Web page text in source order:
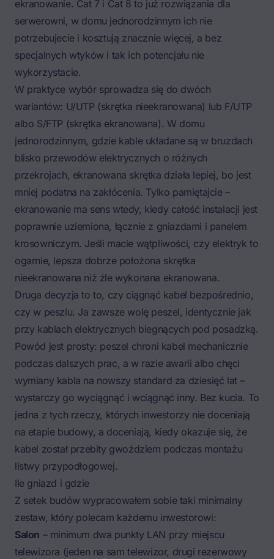
ekranowanie. Cat 7 i Cat 8 to już rozwiązania dla
serwerowni, w domu jednorodzinnym ich nie
potrzebujecie i kosztują znacznie więcej, a bez
specjalnych wtyków i tak ich potencjału nie
wykorzystacie.
W praktyce wybór sprowadza się do dwóch
wariantów: U/UTP (skrętka nieekranowana) lub F/UTP
albo S/FTP (skrętka ekranowana). W domu
jednorodzinnym, gdzie kable układane są w bruzdach
blisko przewodów elektrycznych o różnych
przekrojach, ekranowana skrętka działa lepiej, bo jest
mniej podatna na zakłócenia. Tylko pamiętajcie –
ekranowanie ma sens wtedy, kiedy całość instalacji jest
poprawnie uziemiona, łącznie z gniazdami i panelem
krosowniczym. Jeśli macie wątpliwości, czy elektryk to
ogarnie, lepsza dobrze położona skrętka
nieekranowana niż źle wykonana ekranowana.
Druga decyzja to to, czy ciągnąć kabel bezpośrednio,
czy w peszlu. Ja zawsze wolę peszel, identycznie jak
przy kablach elektrycznych biegnących pod posadzką.
Powód jest prosty: peszel chroni kabel mechanicznie
podczas dalszych prac, a w razie awarii albo chęci
wymiany kabla na nowszy standard za dziesięć lat –
wystarczy go wyciągnąć i wciągnąć inny. Bez kucia. To
jedna z tych rzeczy, których inwestorzy nie doceniają
na etapie budowy, a doceniają, kiedy okazuje się, że
kabel został przebity gwoździem podczas montażu
listwy przypodłogowej.
Ile gniazd i gdzie
Z setek budów wypracowałem sobie taki minimalny
zestaw, który polecam każdemu inwestorowi:
Salon – minimum dwa punkty LAN przy miejscu
telewizora (jeden na sam telewizor, drugi rezerwowy